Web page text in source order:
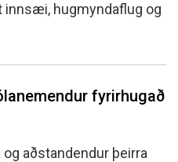
hugmyndaflug og
fyrirhugað
aðstandendur þeirra